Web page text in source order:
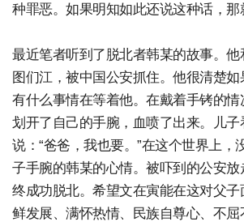
种罪恶。如果明知如此还说这种话，那
最近笔者听到了脱北者韩某的故事。
图们江，被中国公安抓住。他很清楚
有什么事情在等着他。在戴着手铐的情
划开了自己的手腕，血喷了出来。儿
说：“爸爸，我也要。”在这个世界上，
子手腕的韩某的心情。被吓到的公安
终成功脱北。希望文在寅能在这对父子
鲜发展、满怀热情、民族自尊心、不屈